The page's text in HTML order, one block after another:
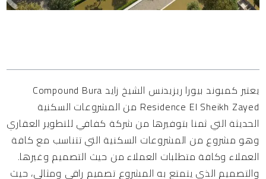
يعتبر كمبوند بيورا ريزيدنس الشيخ زايد Compound Bura
Residence El Sheikh Zayed من المشروعات السكنية
الحديثة التي ثمنا بتوفيرها من شركة كفافي للتطوير العقاري
وهو مشروع من المشروعات السكنية التي تتناسب مع كافة
العملاء وكافة متطلبات العملاء من حيث التصميم وغيرها.
والتصميم الذي يتمتع به المشروع تصميم راقي ومثالي، حيث